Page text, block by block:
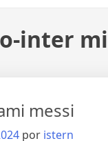
inter
messi
por istern